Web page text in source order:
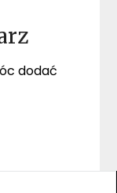
dodać